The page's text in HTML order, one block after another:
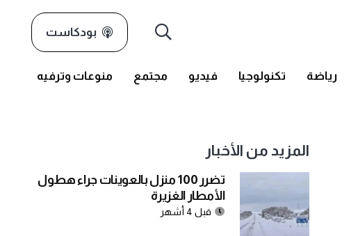
بودكاست
رياضة تكنولوجيا فيديو مجتمع منوعات وترفيه
المزيد من الأخبار
تضرر 100 منزل بالعوينات جراء هطول
الأمطار الغزيرة
قبل 4 أشهر